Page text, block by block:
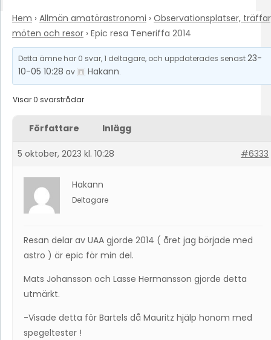
Hem › Allmän amatörastronomi › Observationsplatser,
möten och resor › Epic resa Teneriffa 2014
Detta ämne har 0 svar, 1 deltagare, och uppdaterades senast23-
10-05 10:28 av Hakann.
Visar 0 svarstrådar
Författare Inlägg
5 oktober, 2023 kl. 10:28 #6333
Hakann
Deltagare
Resan delar av UAA gjorde 2014 ( året jag började med
astro ) är epic för min del.
Mats Johansson och Lasse Hermansson gjorde detta
utmärkt.
-Visade detta för Bartels då Mauritz hjälp honom med
spegeltester !